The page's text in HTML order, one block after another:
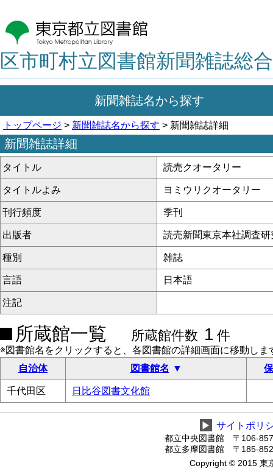
区市町村立図書館新聞雑誌総
新聞雑誌名から探す
トップページ > 新聞雑誌名から探す > 新聞雑誌詳細
新聞雑誌詳細
タイトル 読売クオータリー
タイトルよみ ヨミウリクオータリー
刊行頻度 季刊
出版者 読売新聞東京本社調査研
種別 雑誌
言語 日本語
注記
所蔵館一覧 所蔵館件数 1 件
※図書館名をクリックすると、各図書館の詳細画面に移動しま
自治体
図書館名
千代田区 日比谷図書文化館
▶ サイトポリ
都立中央図書館 〒106-
都立多摩図書館 〒185-
Copyright © 2015 東